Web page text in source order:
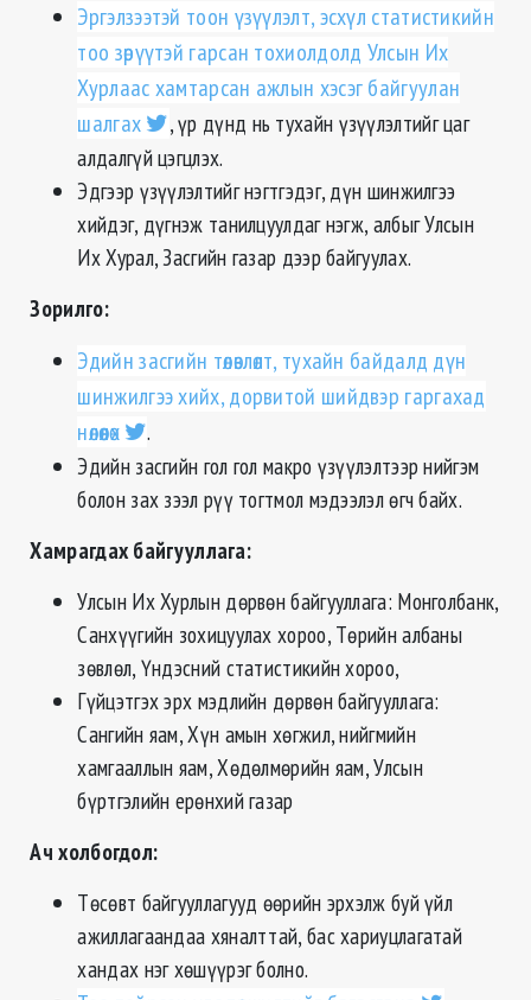
Эргэлзээтэй тоон үзүүлэлт, эсхүл статистикийн
тоо зөрүүтэй гарсан тохиолдолд Улсын Их
Хурлаас хамтарсан ажлын хэсэг байгуулан
шалгах
, үр дүнд нь тухайн үзүүлэлтийг цаг
алдалгүй цэгцлэх.
Эдгээр үзүүлэлтийг нэгтгэдэг, дүн шинжилгээ
хийдэг, дүгнэж танилцуулдаг нэгж, албыг Улсын
Их Хурал, Засгийн газар дээр байгуулах.
Зорилго:
Эдийн засгийн төлөвлөлт, тухайн байдалд дүн
шинжилгээ хийх, дорвитой шийдвэр гаргахад
нөлөөлөх
.
Эдийн засгийн гол гол макро үзүүлэлтээр нийгэм
болон зах зээл рүү тогтмол мэдээлэл өгч байх.
Хамрагдах байгууллага:
Улсын Их Хурлын дөрвөн байгууллага: Монголбанк,
Санхүүгийн зохицуулах хороо, Төрийн албаны
зөвлөл, Үндэсний статистикийн хороо,
Гүйцэтгэх эрх мэдлийн дөрвөн байгууллага:
Сангийн яам, Хүн амын хөгжил, нийгмийн
хамгааллын яам, Хөдөлмөрийн яам, Улсын
бүртгэлийн ерөнхий газар
Ач холбогдол:
Төсөвт байгууллагууд өөрийн эрхэлж буй үйл
ажиллагаандаа хяналттай, бас хариуцлагатай
хандах нэг хөшүүрэг болно.